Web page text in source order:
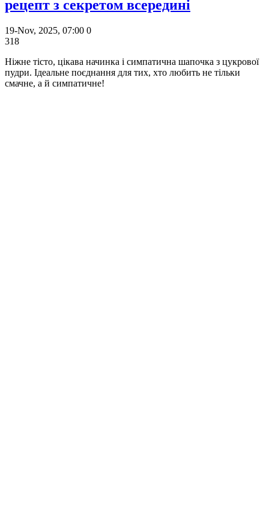
рецепт з секретом всередині
19-Nov, 2025, 07:00 0
318
Ніжне тісто, цікава начинка і симпатична шапочка з цукрової
пудри. Ідеальне поєднання для тих, хто любить не тільки
смачне, а й симпатичне!